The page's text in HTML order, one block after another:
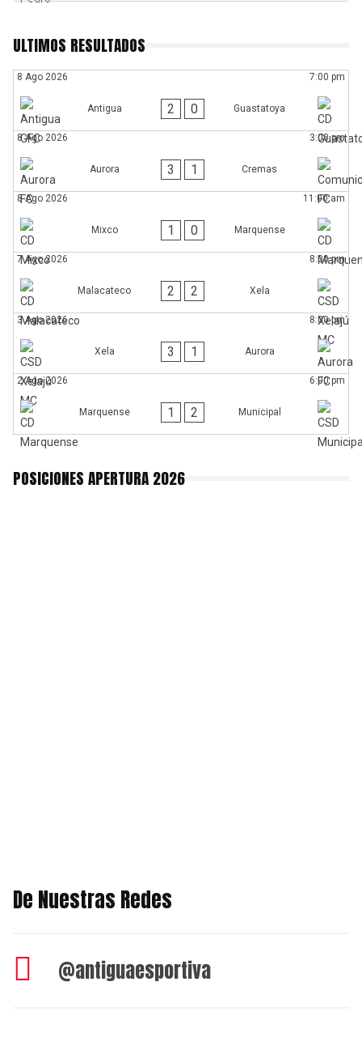
ULTIMOS RESULTADOS
8 Ago 2026 7:00 pm
Antigua 2 0 Guastatoya
8 Ago 2026 3:00 pm
Aurora 3 1 Cremas
8 Ago 2026 11:00 am
Mixco 1 0 Marquense
7 Ago 2026 8:00 pm
Malacateco 2 2 Xela
3 Ago 2026 8:00 pm
Xela 3 1 Aurora
2 Ago 2026 6:00 pm
Marquense 1 2 Municipal
POSICIONES APERTURA 2026
De Nuestras Redes
@antiguaesportiva